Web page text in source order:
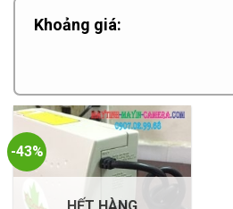
Khoảng giá:
-43%
HẾT HÀNG